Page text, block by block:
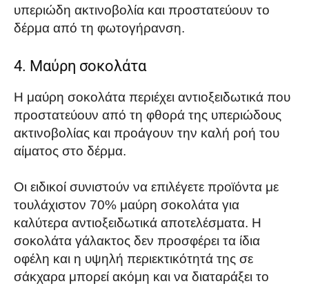
υπεριώδη ακτινοβολία και προστατεύουν το
δέρμα από τη φωτογήρανση.
4. Μαύρη σοκολάτα
Η μαύρη σοκολάτα περιέχει αντιοξειδωτικά που
προστατεύουν από τη φθορά της υπεριώδους
ακτινοβολίας και προάγουν την καλή ροή του
αίματος στο δέρμα.
Οι ειδικοί συνιστούν να επιλέγετε προϊόντα με
τουλάχιστον 70% μαύρη σοκολάτα για
καλύτερα αντιοξειδωτικά αποτελέσματα. Η
σοκολάτα γάλακτος δεν προσφέρει τα ίδια
οφέλη και η υψηλή περιεκτικότητά της σε
σάκχαρα μπορεί ακόμη και να διαταράξει το